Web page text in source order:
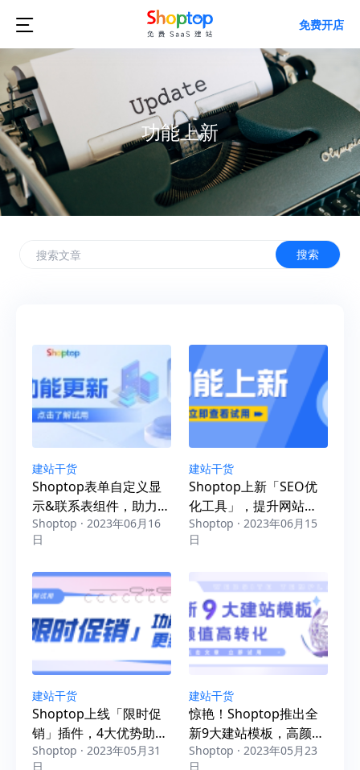
 免费开店
功能上新
搜索
建站干货
Shoptop表单自定义显
示&联系表组件，助力独
立站询盘飙升
Shoptop · 2023年06月16
日
建站干货
Shoptop上新「SEO优
化工具」，提升网站排
名，独立站业务蹭蹭
涨！
Shoptop · 2023年06月15
日
建站干货
Shoptop上线「限时促
销」插件，4大优势助力
独立站销量飙升
Shoptop · 2023年05月31
日
建站干货
惊艳！Shoptop推出全
新9大建站模板，高颜值
高转化，立即get！
Shoptop · 2023年05月23
日